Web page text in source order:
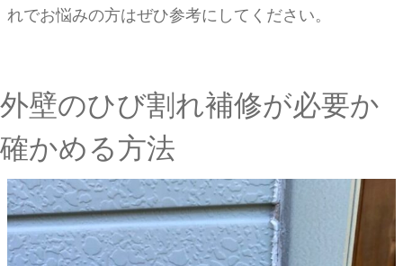
れでお悩みの方はぜひ参考にしてください。
外壁のひび割れ補修が必要か
確かめる方法